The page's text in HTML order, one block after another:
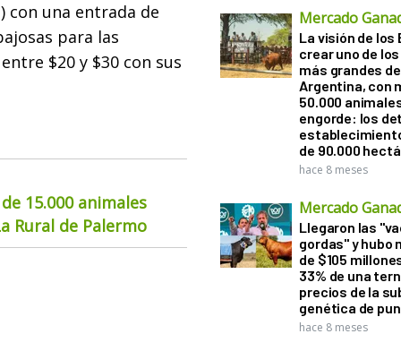
con una entrada de
para las
$20 y $30 con sus
15.000 animales
Rural de Palermo
Mercado
La visión de los
crear uno de
más grandes
Argentina, con
50.000
engorde: los
de 90.000
hace 8 meses
Mercado
Llegaron las
gordas" y hubo
de $105
33% de una
precios de la
genética de
hace 8 meses